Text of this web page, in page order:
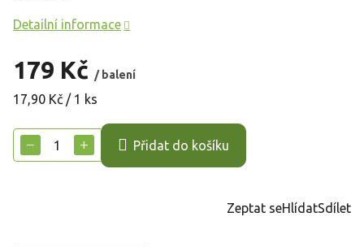
179 Kč / balení
Měrná
17,90 Kč / 1 ks
+
− Přidat do košíku
Detailní informace
Zeptat seHlídatSdílet